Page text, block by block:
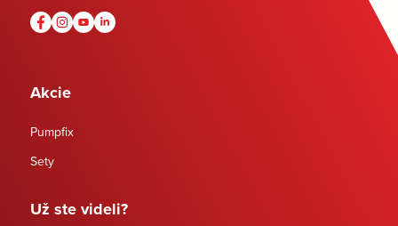
Akcie
Pumpfix
Sety
Už ste videli?